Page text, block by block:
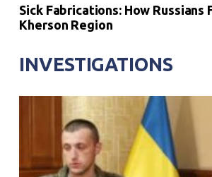
Sick Fabrications: How Russians
Kherson Region
INVESTIGATIONS